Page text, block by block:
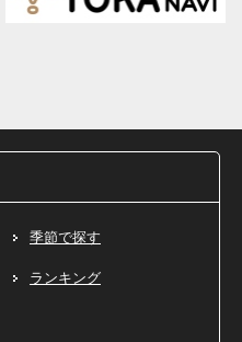
季節で探す
ランキング